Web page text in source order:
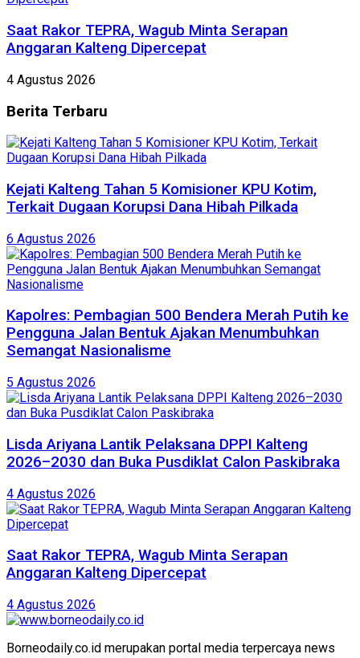
Saat Rakor TEPRA, Wagub Minta Serapan
Anggaran Kalteng Dipercepat
4 Agustus 2026
Berita Terbaru
Kejati Kalteng Tahan 5 Komisioner KPU Kotim,
Terkait Dugaan Korupsi Dana Hibah Pilkada
6 Agustus 2026
Kapolres: Pembagian 500 Bendera Merah Putih ke
Pengguna Jalan Bentuk Ajakan Menumbuhkan
Semangat Nasionalisme
5 Agustus 2026
Lisda Ariyana Lantik Pelaksana DPPI Kalteng
2026–2030 dan Buka Pusdiklat Calon Paskibraka
4 Agustus 2026
Saat Rakor TEPRA, Wagub Minta Serapan
Anggaran Kalteng Dipercepat
4 Agustus 2026
Borneodaily.co.id merupakan portal media terpercaya news